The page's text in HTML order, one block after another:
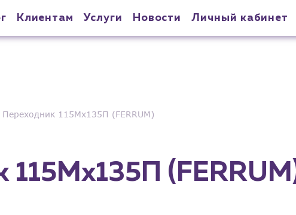
Клиентам Услуги Новости Личный кабинет
Переходник 115Мх135П (FERRUM)
115Мх135П